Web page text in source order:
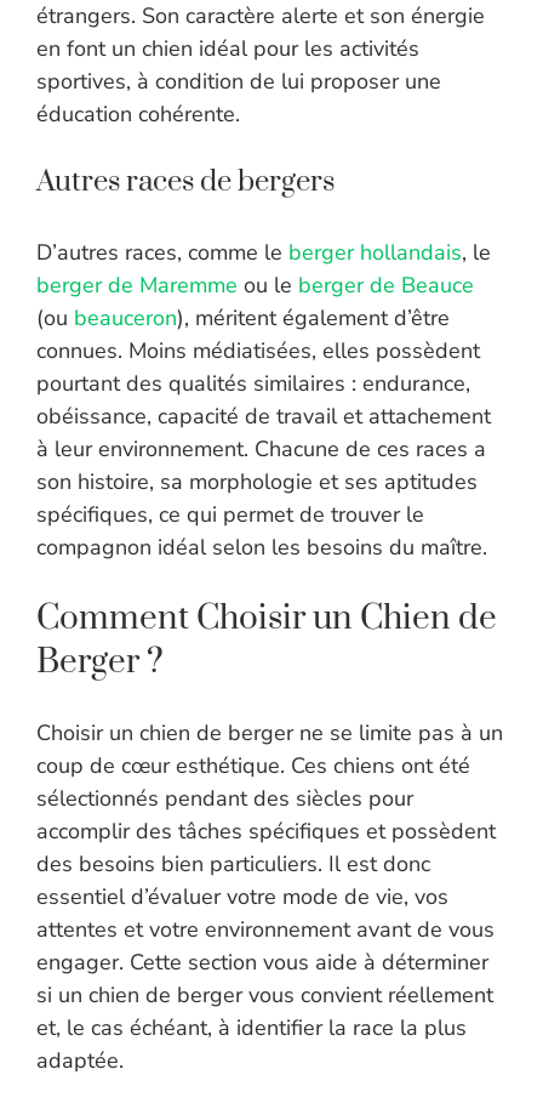
étrangers. Son caractère alerte et son énergie
en font un chien idéal pour les activités
sportives, à condition de lui proposer une
éducation cohérente.
Autres races de bergers
D’autres races, comme le berger hollandais, le
berger de Maremme ou le berger de Beauce
(ou beauceron), méritent également d’être
connues. Moins médiatisées, elles possèdent
pourtant des qualités similaires : endurance,
obéissance, capacité de travail et attachement
à leur environnement. Chacune de ces races a
son histoire, sa morphologie et ses aptitudes
spécifiques, ce qui permet de trouver le
compagnon idéal selon les besoins du maître.
Comment Choisir un Chien de
Berger ?
Choisir un chien de berger ne se limite pas à un
coup de cœur esthétique. Ces chiens ont été
sélectionnés pendant des siècles pour
accomplir des tâches spécifiques et possèdent
des besoins bien particuliers. Il est donc
essentiel d’évaluer votre mode de vie, vos
attentes et votre environnement avant de vous
engager. Cette section vous aide à déterminer
si un chien de berger vous convient réellement
et, le cas échéant, à identifier la race la plus
adaptée.